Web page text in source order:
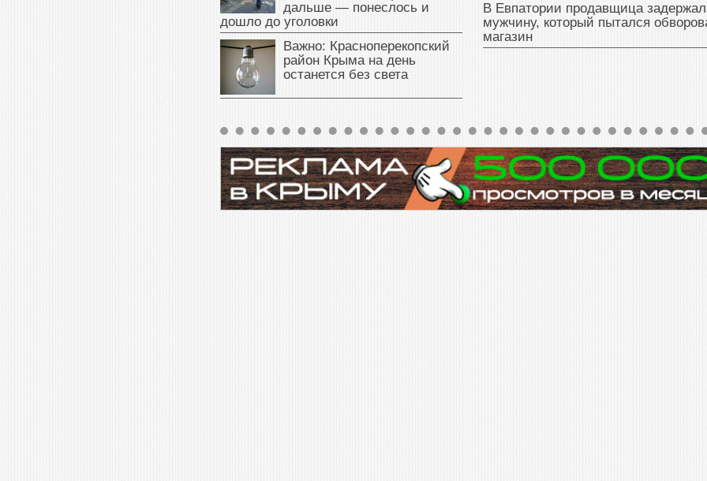
дальше — понеслось и
дошло до уголовки
Важно: Красноперекопский
район Крыма на день
останется без света
В Евпатории продавщица
мужчину, который пытался
магазин